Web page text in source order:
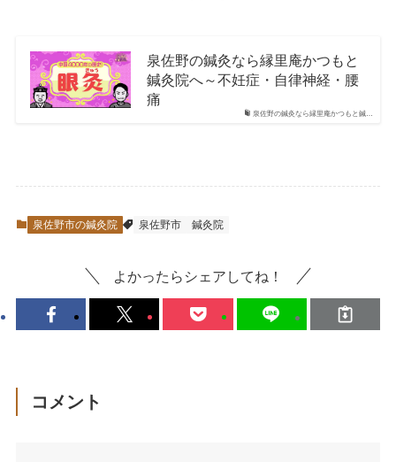
泉佐野の鍼灸なら縁里庵かつもと鍼…
泉佐野の鍼灸なら縁里庵かつもと
鍼灸院へ～不妊症・自律神経・腰
痛
泉佐野市の鍼灸院 泉佐野市 鍼灸院
よかったらシェアしてね！
コメント